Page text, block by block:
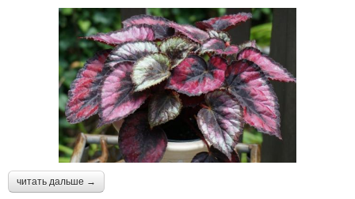
читать дальше →